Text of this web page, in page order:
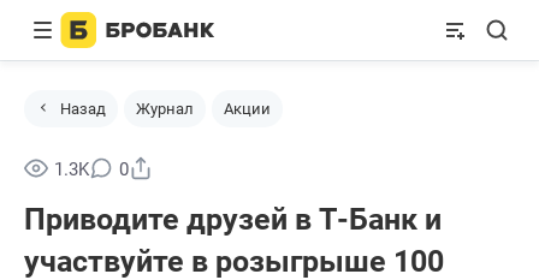
Назад Журнал Акции
1.3K 0
Приводите друзей в Т-Банк и
участвуйте в розыгрыше 100